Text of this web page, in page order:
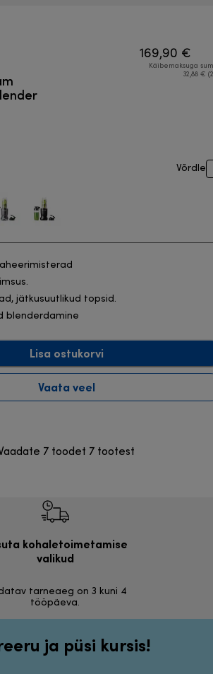
169,90 €
Käibemaksuga
32,88 €
Võrdle
jätkusuutlikud topsid.
blenderdamine
Lisa ostukorvi
Vaata veel
7 toodet 7 tootest
kohaletoimetamise
valikud
tarneaeg on 3 kuni 4
tööpäeva.
ja püsi kursis!